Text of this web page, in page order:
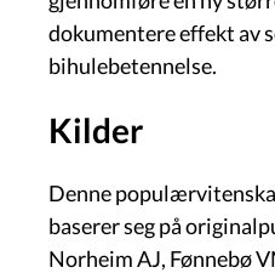
dokumentere effekt av
bihulebetennelse.
Kilder
Denne
baserer seg på
Norheim AJ, Fønnebø